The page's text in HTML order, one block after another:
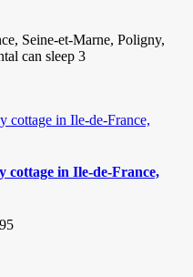
Seine-et-Marne, Poligny,
can sleep 3
cottage in Ile-de-France,